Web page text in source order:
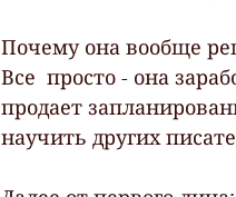
Почему она вообще
Все  просто - она
продает
научить других